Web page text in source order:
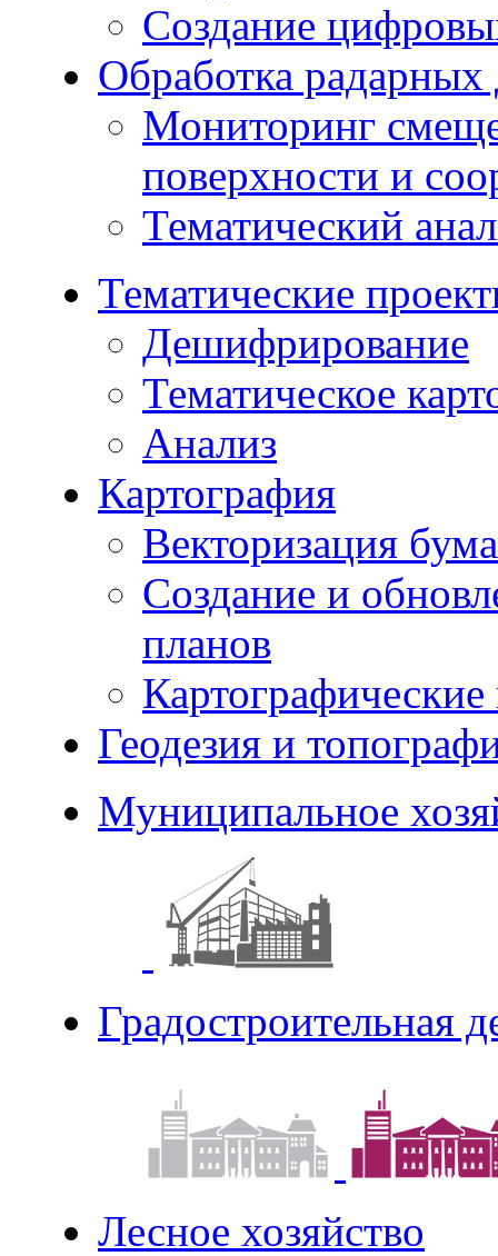
Создание
Обработка
Мониторинг
поверхности и
Тематический
Тематические
Дешифрирование
Тематическое
Анализ
Картография
Векторизация
Создание и
планов
Геодезия и
Муниципальное
Градостроительная
Лесное хозяйство